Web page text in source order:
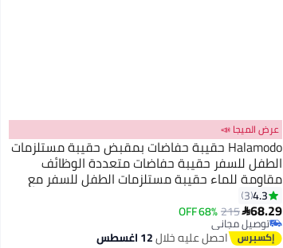
عرض الميجا 📣
Halamodo حقيبة حفاضات بمقبض حقيبة مستلزمات
الطفل للسفر حقيبة حفاضات متعددة الوظائف
مقاومة للماء حقيبة مستلزمات الطفل للسفر مع
وسادة تغيير وأشرطة قابلة للتعديل
4.3
3
68.29
215
68% OFF
توصيل مجاني
توصيل مجانياحصل عليه خلال12 اغسطس